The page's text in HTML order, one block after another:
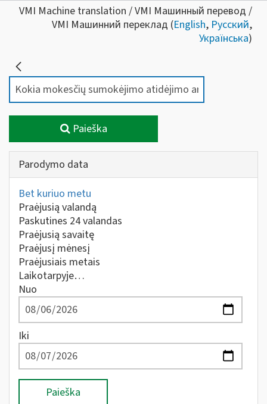
VMI Machine translation / VMI Машинный перевод /
VMI Машинний переклад (English, Русский,
Українська)
Paieška
Parodymo data
Bet kuriuo metu
Praėjusią valandą
Paskutines 24 valandas
Praėjusią savaitę
Praėjusį mėnesį
Praėjusiais metais
Laikotarpyje…
Nuo
Iki
Paieška